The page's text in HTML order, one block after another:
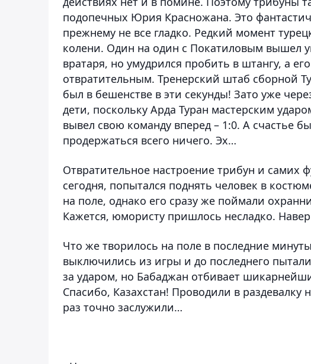
подопечных Юрия Красножана. Это
прежнему не все гладко. Редкий момент
колени. Один на один с Покатиловым вышел
вратаря, но умудрился пробить в штангу, а
отвратительным. Тренерский штаб сборной
был в бешенстве в эти секунды! Зато уже
дети, поскольку Арда Туран мастерским
вывел свою команду вперед – 1:0. А счастье
продержаться всего ничего. Эх…
Отвратительное настроение трибун и самих
сегодня, попытался поднять человек в
на поле, однако его сразу же поймали
Кажется, юмористу пришлось несладко.
Что же творилось на поле в последние
выключились из игры и до последнего
за ударом, но Бабаджан отбивает
Спасибо, Казахстан! Проводили в
раз точно заслужили…